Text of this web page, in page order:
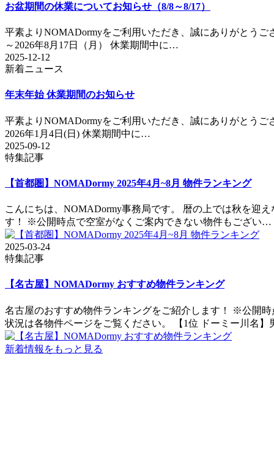
お盆期間の休業についてお知らせ（8/8～8/17）
平素よりNOMADormyをご利用いただき、誠にありがとう
～2026年8月17日（月） 休業期間中に…
2025-12-12
新着ニュース
年末年始 休業期間のお知らせ
平素よりNOMADormyをご利用いただき、誠にありがとう
2026年1月4日(日) 休業期間中に…
2025-09-12
特集記事
【首都圏】NOMADormy 2025年4月~8月 物件ランキング
こんにちは、NOMADormy事務局です。 暦の上では秋を迎
す！ ※公開時点で空室がなくご案内できない物件もござい…
2025-03-24
特集記事
【名古屋】NOMADormy おすすめ物件ランキング
名古屋のおすすめ物件ランキングをご紹介します！ ※公開
状況は各物件ページをご覧ください。 【1位 ドーミー川名
新着情報をもっと見る